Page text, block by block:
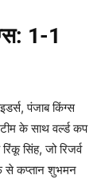
1-1
पंजाब किंग्स
के साथ वर्ल्ड कप
सिंह, जो रिजर्व
से कप्तान शुभमन